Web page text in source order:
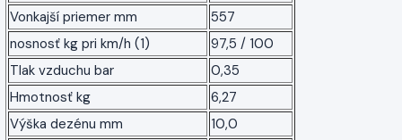
Vonkajší priemer mm
557
nosnosť kg pri km/h (1)
97,5 / 100
Tlak vzduchu bar
0,35
Hmotnosť kg
6,27
Výška dezénu mm
10,0